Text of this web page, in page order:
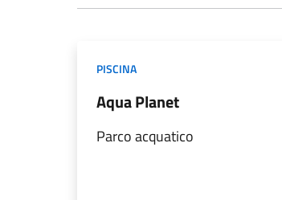
PISCINA
Aqua Planet
Parco acquatico